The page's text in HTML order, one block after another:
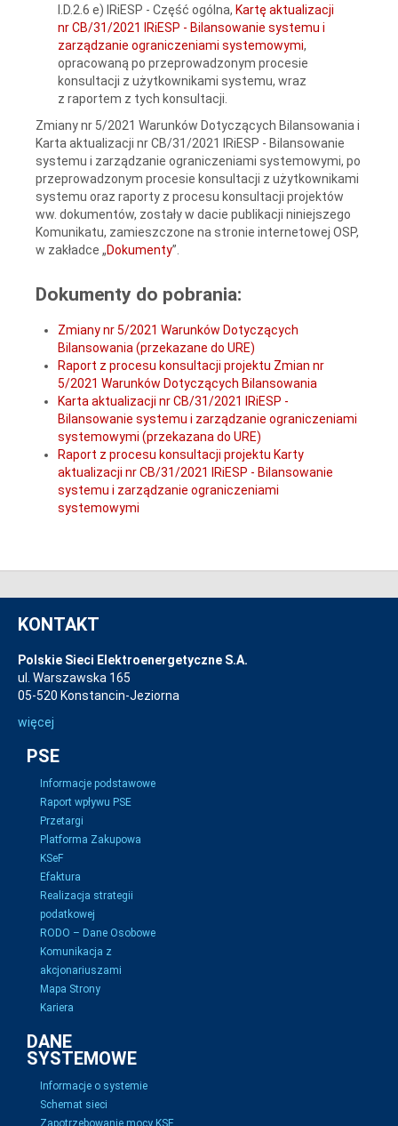
I.D.2.6 e) IRiESP - Część ogólna, Kartę aktualizacji
nr CB/31/2021 IRiESP - Bilansowanie systemu i
zarządzanie ograniczeniami systemowymi,
opracowaną po przeprowadzonym procesie
konsultacji z użytkownikami systemu, wraz
z raportem z tych konsultacji.
Zmiany nr 5/2021 Warunków Dotyczących Bilansowania i
Karta aktualizacji nr CB/31/2021 IRiESP - Bilansowanie
systemu i zarządzanie ograniczeniami systemowymi, po
przeprowadzonym procesie konsultacji z użytkownikami
systemu oraz raporty z procesu konsultacji projektów
ww. dokumentów, zostały w dacie publikacji niniejszego
Komunikatu, zamieszczone na stronie internetowej OSP,
w zakładce „Dokumenty”.
Dokumenty do pobrania:
Zmiany nr 5/2021 Warunków Dotyczących
Bilansowania (przekazane do URE)
Raport z procesu konsultacji projektu Zmian nr
5/2021 Warunków Dotyczących Bilansowania
Karta aktualizacji nr CB/31/2021 IRiESP -
Bilansowanie systemu i zarządzanie ograniczeniami
systemowymi (przekazana do URE)
Raport z procesu konsultacji projektu Karty
aktualizacji nr CB/31/2021 IRiESP - Bilansowanie
systemu i zarządzanie ograniczeniami
systemowymi
KONTAKT
Polskie Sieci Elektroenergetyczne S.A.
ul. Warszawska 165
05-520 Konstancin-Jeziorna
więcej
PSE
Informacje podstawowe
Raport wpływu PSE
Przetargi
Platforma Zakupowa
KSeF
Efaktura
Realizacja strategii
podatkowej
RODO – Dane Osobowe
Komunikacja z
akcjonariuszami
Mapa Strony
Kariera
DANE
SYSTEMOWE
Informacje o systemie
Schemat sieci
Zapotrzebowanie mocy KSE